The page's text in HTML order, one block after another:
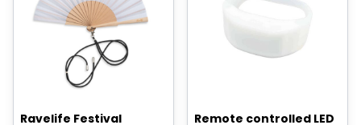
Ravelife Festival
Remote controlled LED